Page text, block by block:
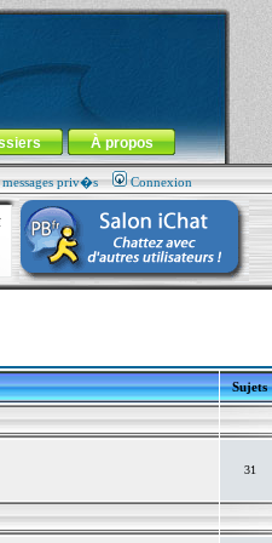
À propos
priv�s Connexion
Sujets
31